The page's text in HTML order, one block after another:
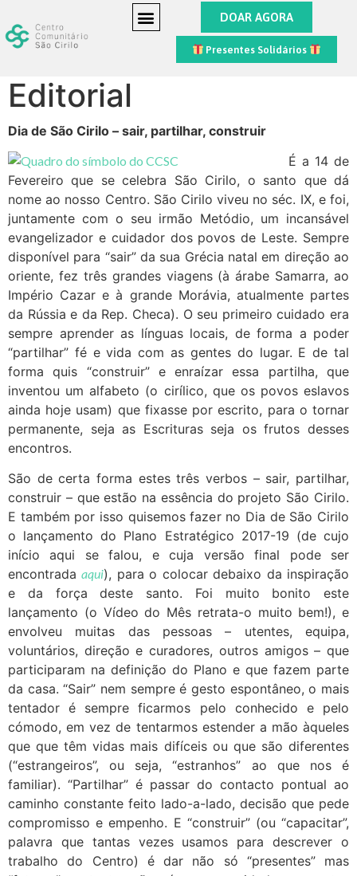
DOAR AGORA
Presentes Solidários
Editorial
Dia de São Cirilo – sair, partilhar, construir
É a 14 de
Fevereiro que se celebra São Cirilo, o santo que dá
nome ao nosso Centro. São Cirilo viveu no séc. IX, e foi,
juntamente com o seu irmão Metódio, um incansável
evangelizador e cuidador dos povos de Leste. Sempre
disponível para “sair” da sua Grécia natal em direção ao
oriente, fez três grandes viagens (à árabe Samarra, ao
Império Cazar e à grande Morávia, atualmente partes
da Rússia e da Rep. Checa). O seu primeiro cuidado era
sempre aprender as línguas locais, de forma a poder
“partilhar” fé e vida com as gentes do lugar. E de tal
forma quis “construir” e enraízar essa partilha, que
inventou um alfabeto (o cirílico, que os povos eslavos
ainda hoje usam) que fixasse por escrito, para o tornar
permanente, seja as Escrituras seja os frutos desses
encontros.
São de certa forma estes três verbos – sair, partilhar,
construir – que estão na essência do projeto São Cirilo.
E também por isso quisemos fazer no Dia de São Cirilo
o lançamento do Plano Estratégico 2017-19 (de cujo
início aqui se falou, e cuja versão final pode ser
encontradaaqui), para o colocar debaixo da inspiração
e da força deste santo. Foi muito bonito este
lançamento (o Vídeo do Mês retrata-o muito bem!), e
envolveu muitas das pessoas – utentes, equipa,
voluntários, direção e curadores, outros amigos – que
participaram na definição do Plano e que fazem parte
da casa. “Sair” nem sempre é gesto espontâneo, o mais
tentador é sempre ficarmos pelo conhecido e pelo
cómodo, em vez de tentarmos estender a mão àqueles
que que têm vidas mais difíceis ou que são diferentes
(“estrangeiros”, ou seja, “estranhos” ao que nos é
familiar). “Partilhar” é passar do contacto pontual ao
caminho constante feito lado-a-lado, decisão que pede
compromisso e empenho. E “construir” (ou “capacitar”,
palavra que tantas vezes usamos para descrever o
trabalho do Centro) é dar não só “presentes” mas